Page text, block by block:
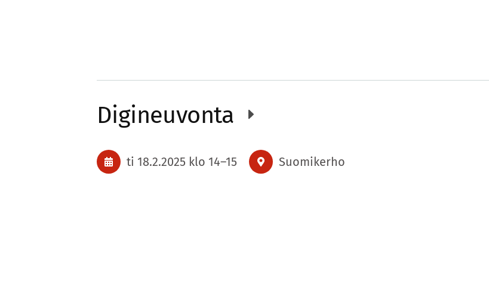
Digineuvonta
ti 18.2.2025 klo 14–15 Suomikerho